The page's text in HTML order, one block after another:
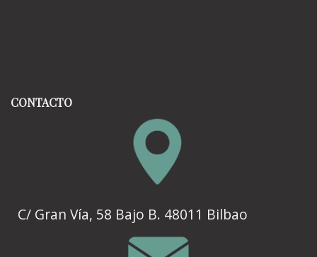
CONTACTO
C/ Gran Vía, 58 Bajo B. 48011 Bilbao